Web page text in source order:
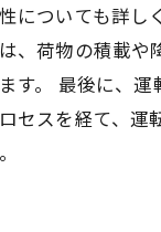
についても詳し
、荷物の積載や
す。 最後に、
セスを経て、